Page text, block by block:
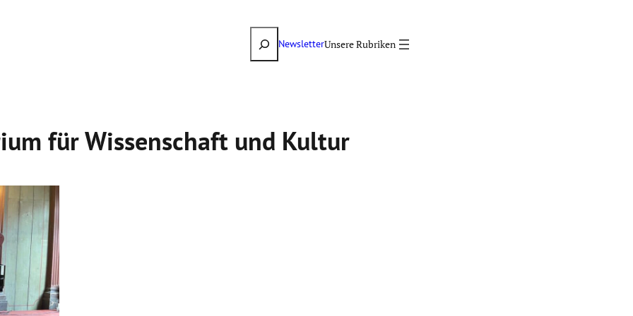
SuchenNewsletter
für Wissenschaft und Kultur